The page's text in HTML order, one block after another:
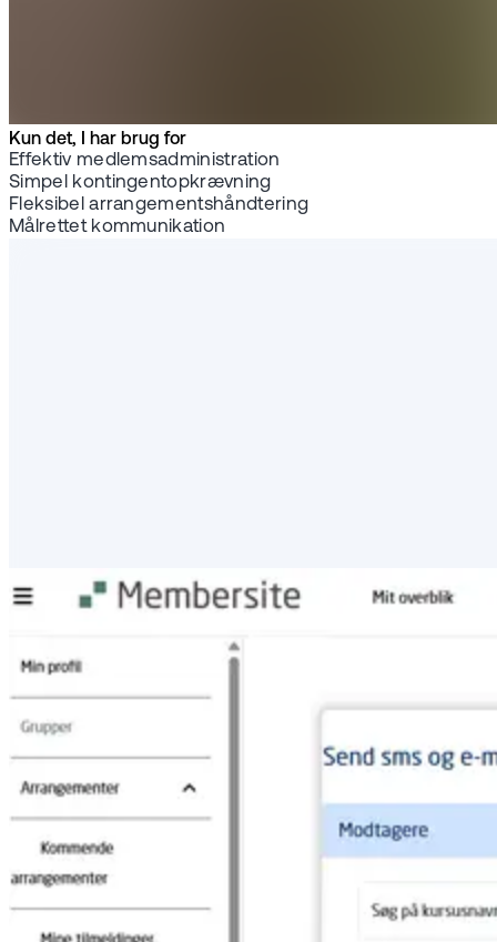
Kun det, I har brug for
Effektiv medlemsadministration
Simpel kontingentopkrævning
Fleksibel arrangementshåndtering
Målrettet kommunikation